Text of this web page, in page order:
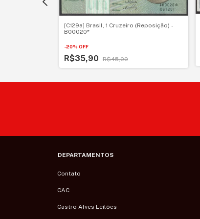
[C129a] Brasil, 1 Cruzeiro (Reposição) -
B00020*
-20% OFF
R$35,90 R$45,00
DEPARTAMENTOS
Contato
CAC
Castro Alves Leilões